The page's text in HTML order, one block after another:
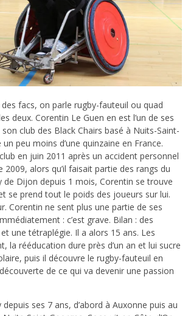
facs, on parle rugby-fauteuil ou quad
deux. Corentin Le Guen en est l’un de ses
club des Black Chairs basé à Nuits-Saint-
peu moins d’une quinzaine en France.
en juin 2011 après un accident personnel
2009, alors qu’il faisait partie des rangs du
de Dijon depuis 1 mois, Corentin se trouve
se prend tout le poids des joueurs sur lui.
Corentin ne sent plus une partie de ses
: c’est grave. Bilan : des
une tétraplégie. Il a alors 15 ans. Les
la rééducation dure près d’un an et lui sucre
puis il découvre le rugby-fauteuil en
de ce qui va devenir une passion
ses 7 ans, d’abord à Auxonne puis au